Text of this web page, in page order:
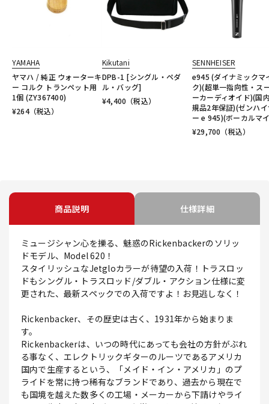
YAMAHA
ヤマハ / 純正 ウォーターキ
ー コルク トランペット用
1個 (ZY367400)
¥264（税込）
Kikutani
DPB-1 [シングル・ペダ
ル・バッグ]
¥4,400 （税込）
SENNHEISER
e945 (ダイナミックマ
ク)(超単一指向性・ス
ーカーディオイド)(国
規品2年保証)(ゼンハ
ー e 945)(ボーカルマ
¥29,700 （税込）
商品説明 仕様詳細
ミュージシャン心を擽る、魅惑のRickenbackerのソリッ
ドモデル、Model 620！
スタイリッシュなJetgloカラーが待望の入荷！トラスロッ
ドもシングル・トラスロッド/ダブル・アクション仕様に変
更された、最新スペックでの入荷ですよ！お見逃しなく！
Rickenbacker、その歴史は古く、1931年から始まりま
す。
Rickenbackerは、いつの時代にあっても会社の方針がぶれ
る事なく、エレクトリックギターのルーツであるアメリカ
国内で生産するという、「メイド・イン・アメリカ」のプ
ライドを常に持つ稀有なブランドであり、過去から現在で
も国境を越えた数多くの工場・メーカーから下請けやライ